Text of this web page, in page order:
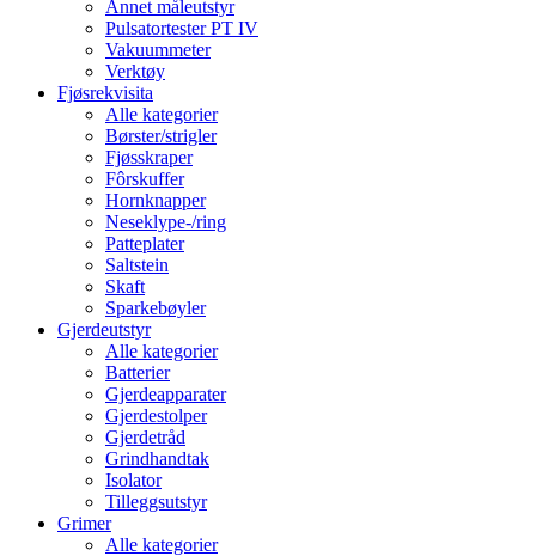
Annet måleutstyr
Pulsatortester PT IV
Vakuummeter
Verktøy
Fjøsrekvisita
Alle kategorier
Børster/strigler
Fjøsskraper
Fôrskuffer
Hornknapper
Neseklype-/ring
Patteplater
Saltstein
Skaft
Sparkebøyler
Gjerdeutstyr
Alle kategorier
Batterier
Gjerdeapparater
Gjerdestolper
Gjerdetråd
Grindhandtak
Isolator
Tilleggsutstyr
Grimer
Alle kategorier